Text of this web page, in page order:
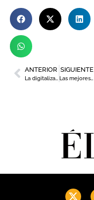
ANTERIOR
La digitalización aplicada a la gestión de personas centrará el III Foro Cátedra Dirección Humana
SIGUIENTE
Las mejores hamburguesas llegarán a Lorca con la celebración del ‘Acho Burger Land’